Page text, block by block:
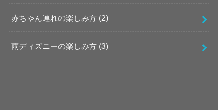
赤ちゃん連れの楽しみ方 (2)
雨ディズニーの楽しみ方 (3)